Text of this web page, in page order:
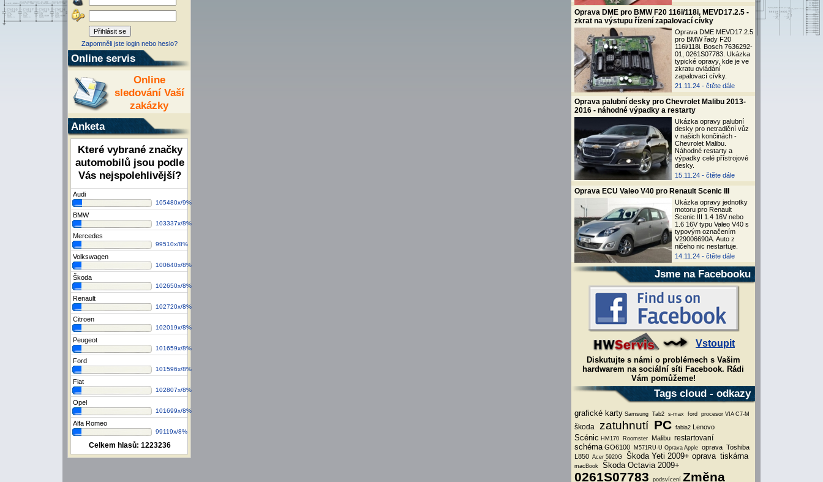
Oprava DME pro BMW F20 116i/118i, MEVD17.2.5 -
zkrat na výstupu řízení zapalovací cívky
Oprava DME MEVD17.2.5
pro BMW řady F20
116i/118i. Bosch 7636292-
01, 0261S07783. Ukázka
typické opravy, kde je ve
zkratu ovládání
zapalovací cívky.
21.11.24 - čtěte dále
Oprava palubní desky pro Chevrolet Malibu 2013-
2016 - náhodné výpadky a restarty
Ukázka opravy palubní
desky pro netradiční vůz
v našich končinách -
Chevrolet Malibu.
Náhodné restarty a
výpadky celé přístrojové
desky.
15.11.24 - čtěte dále
Oprava ECU Valeo V40 pro Renault Scenic III
Ukázka opravy jednotky
motoru pro Renault
Scenic III 1.4 16V nebo
1.6 16V typu Valeo V40 s
typovým označením
V29006690A. Auto z
ničeho nic nestartuje.
14.11.24 - čtěte dále
Jsme na Facebooku
Vstoupit
Diskutujte s námi o problémech s Vašim
hardwarem na sociální síti Facebook. Rádi
Vám pomůžeme!
Tags cloud - odkazy
grafické karty Samsung Tab2 s-max ford procesor VIA C7-M
škoda zatuhnutí PC fabia2 Lenovo
Scénic HM170 Roomster Malibu restartovaní
schéma GO6100 M571RU-U Oprava Apple oprava Toshiba
L850 Acer 5920G Škoda Yeti 2009+ oprava tiskárna
macBook Škoda Octavia 2009+
0261S07783 podsvícení Změna
Zapomněli jste login nebo heslo?
Online servis
Online
sledování Vaší
zakázky
Anketa
Které vybrané značky
automobilů jsou podle
Vás nejspolehlivější?
Audi
105480x/9%
BMW
103337x/8%
Mercedes
99510x/8%
Volkswagen
100640x/8%
Škoda
102650x/8%
Renault
102720x/8%
Citroen
102019x/8%
Peugeot
101659x/8%
Ford
101596x/8%
Fiat
102807x/8%
Opel
101699x/8%
Alfa Romeo
99119x/8%
Celkem hlasů: 1223236